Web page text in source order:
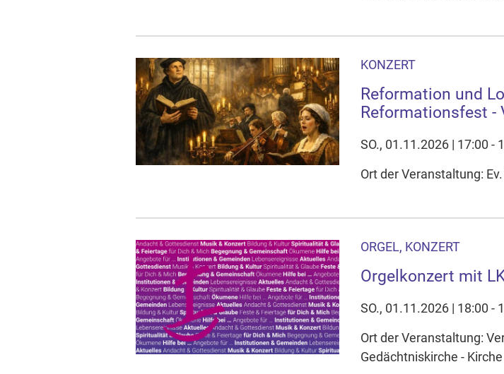
KONZERT
Reformation und
Reformationsfest -
SO., 01.11.2026 | 17:00 -
Ort der Veranstaltung:
ORGEL, KONZERT
Orgelkonzert mit
SO., 01.11.2026 | 18:00 -
Ort der Veranstaltung:
Gedächtniskirche - Kirche